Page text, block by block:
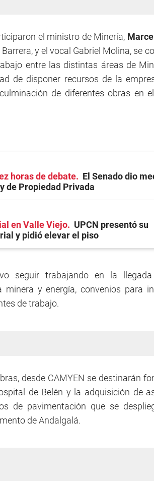
el ministro de Minería,
y el vocal Gabriel Molina, se
entre las distintas áreas de
de disponer recursos de la
de diferentes obras en
horas de debate
El Senado dio
de Propiedad Privada
en Valle Viejo
UPCN presentó su
y pidió elevar el piso
seguir trabajando en la
y energía, convenios para
de trabajo.
desde CAMYEN se destinarán
de Belén y la adquisición de
de pavimentación que se
de Andalgalá.